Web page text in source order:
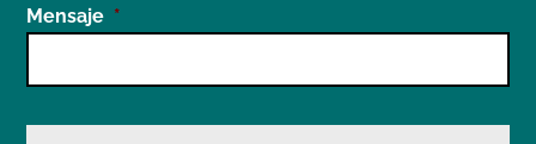
Mensaje *